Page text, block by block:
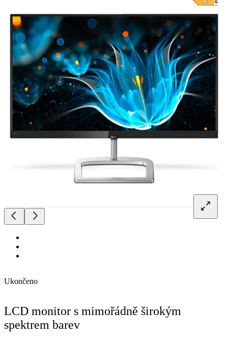
Ukončeno
LCD monitor s mimořádně širokým
spektrem barev